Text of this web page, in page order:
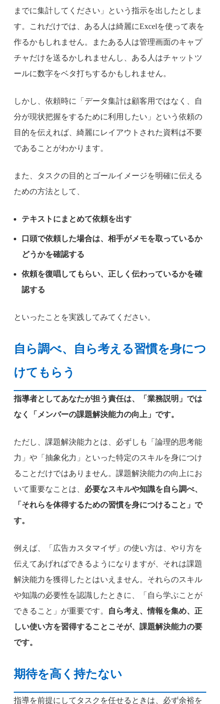
までに集計してください」という指示を出したとしま
す。これだけでは、ある人は綺麗にExcelを使って表を
作るかもしれません。またある人は管理画面のキャプ
チャだけを送るかしれませんし、ある人はチャットツ
ールに数字をベタ打ちするかもしれません。
しかし、依頼時に「データ集計は顧客用ではなく、自
分が現状把握をするために利用したい」という依頼の
目的を伝えれば、綺麗にレイアウトされた資料は不要
であることがわかります。
また、タスクの目的とゴールイメージを明確に伝える
ための方法として、
テキストにまとめて依頼を出す
口頭で依頼した場合は、相手がメモを取っているか
どうかを確認する
依頼を復唱してもらい、正しく伝わっているかを確
認する
といったことを実践してみてください。
自ら調べ、自ら考える習慣を身につ
けてもらう
指導者としてあなたが担う責任は、「業務説明」では
なく「メンバーの課題解決能力の向上」です。
ただし、課題解決能力とは、必ずしも「論理的思考能
力」や「抽象化力」といった特定のスキルを身につけ
ることだけではありません。課題解決能力の向上にお
いて重要なことは、 必要なスキルや知識を自ら調べ、
「それらを体得するための習慣を身につけること」で
す。
例えば、「広告カスタマイザ」の使い方は、やり方を
伝えてあげればできるようになりますが、それは課題
解決能力を獲得したとはいえません。それらのスキル
や知識の必要性を認識したときに、「自ら学ぶことが
できること」が重要です。
自ら考え、情報を集め、正
しい使い方を習得することこそが、課題解決能力の要
です。
期待を高く持たない
指導を前提にしてタスクを任せるときは、必ず余裕を